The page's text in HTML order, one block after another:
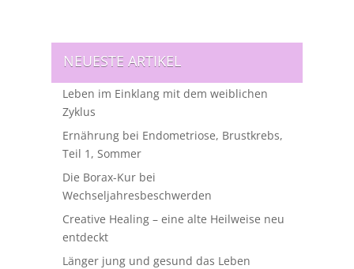
NEUESTE ARTIKEL
Leben im Einklang mit dem weiblichen
Zyklus
Ernährung bei Endometriose, Brustkrebs,
Teil 1, Sommer
Die Borax-Kur bei
Wechseljahresbeschwerden
Creative Healing – eine alte Heilweise neu
entdeckt
Länger jung und gesund das Leben